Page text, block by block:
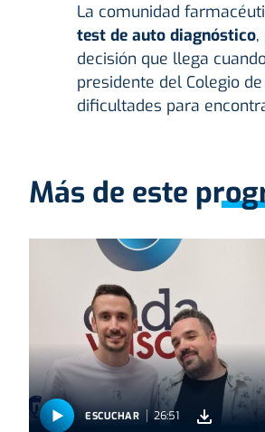
La comunidad
test de auto diagnóstico,
decisión que llega
presidente del Colegio
dificultades para
Más de este
ESCUCHAR 26:51